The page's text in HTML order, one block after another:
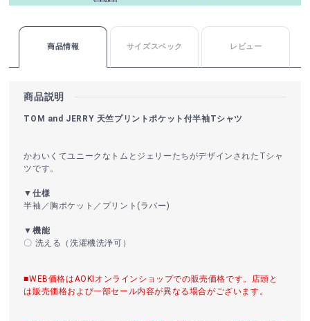
商品情報 サイズスペック レビュー
商品説明
TOM and JERRY 天竺プリントポケット付半袖Tシャツ
かわいくてユニークなトムとジェリーたちがデザインされたTシャ
ツです。
▼仕様
半袖／胸ポケット／プリント(ラバー)
▼機能
〇 洗える（洗濯機洗浄可）
■WEB価格はAOKIオンラインショップでの販売価格です。店頭と
は販売価格および一部セール内容が異なる場合がございます。